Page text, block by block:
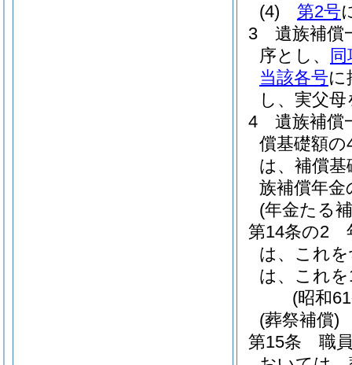
(4)
第2号
3
遺族補償
序とし、
当該各号に
し、実父
4
遺族補償
償基礎額の
は、補償
族補償年
(年金たる
第14条の2
は、これ
は、これ
(昭和
(葬祭補償)
第15条
職